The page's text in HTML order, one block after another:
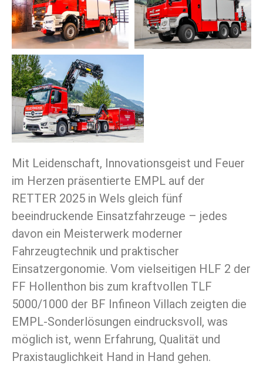
Mit Leidenschaft, Innovationsgeist und Feuer
im Herzen präsentierte EMPL auf der
RETTER 2025 in Wels gleich fünf
beeindruckende Einsatzfahrzeuge – jedes
davon ein Meisterwerk moderner
Fahrzeugtechnik und praktischer
Einsatzergonomie. Vom vielseitigen HLF 2 der
FF Hollenthon bis zum kraftvollen TLF
5000/1000 der BF Infineon Villach zeigten die
EMPL-Sonderlösungen eindrucksvoll, was
möglich ist, wenn Erfahrung, Qualität und
Praxistauglichkeit Hand in Hand gehen.